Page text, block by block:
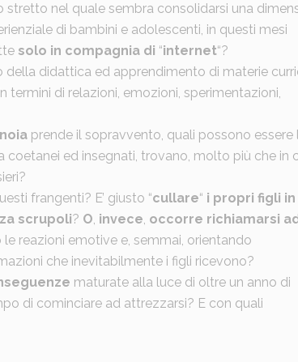
stretto nel quale sembra consolidarsi una
di bambini e adolescenti, in questi mesi
solo in compagnia di “internet“?
didattica ed apprendimento di materie
di relazioni, emozioni, sperimentazioni,
prende il sopravvento, quali possono essere
ed insegnati, trovano, molto più che in
frangenti? E’ giusto “cullare“ i propri figli in
scrupoli? O, invece, occorre richiamarsi
le reazioni emotive e, semmai, orientando
che inevitabilmente i figli ricevono?
maturate alla luce di oltre un anno di
di cominciare ad attrezzarsi? E con quali